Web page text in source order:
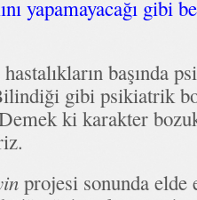
yapamayacağı gibi
başında
gibi psikiatrik
ki karakter
projesi sonunda elde